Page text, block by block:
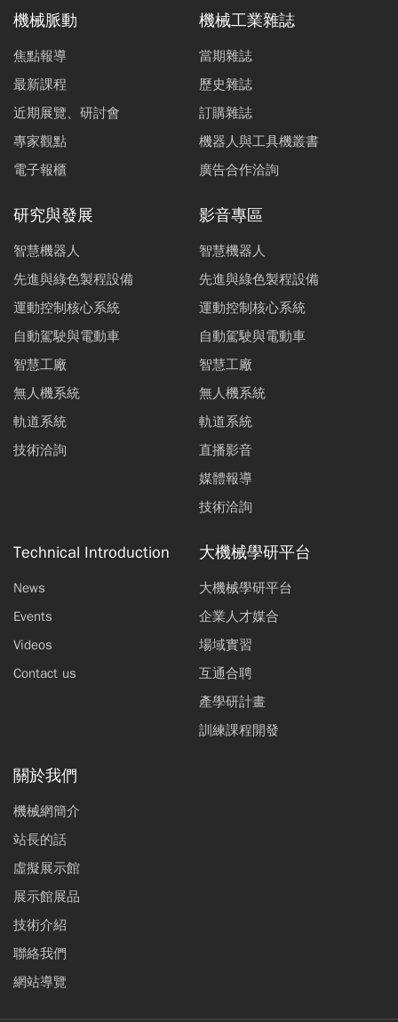
機械脈動
焦點報導
最新課程
近期展覽、研討會
專家觀點
電子報櫃
機械工業雜誌
當期雜誌
歷史雜誌
訂購雜誌
機器人與工具機叢書
廣告合作洽詢
研究與發展
智慧機器人
先進與綠色製程設備
運動控制核心系統
自動駕駛與電動車
智慧工廠
無人機系統
軌道系統
技術洽詢
影音專區
智慧機器人
先進與綠色製程設備
運動控制核心系統
自動駕駛與電動車
智慧工廠
無人機系統
軌道系統
直播影音
媒體報導
技術洽詢
Technical Introduction
News
Events
Videos
Contact us
大機械學研平台
大機械學研平台
企業人才媒合
場域實習
互通合聘
產學研計畫
訓練課程開發
關於我們
機械網簡介
站長的話
虛擬展示館
展示館展品
技術介紹
聯絡我們
網站導覽